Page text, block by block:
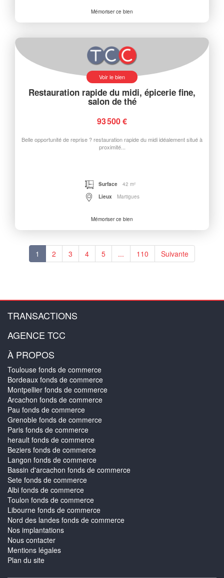
Mémoriser ce bien
Voir le bien
Restauration rapide du midi, épicerie fine,
salon de thé
93 500 €
Belle opportunité de reprise ? restauration rapide du midi idéalement situé à
proximité...
Surface
42 m²
Lieux
Martigues
Mémoriser ce bien
1 2 3 4 5 ... 110 Suivante
TRANSACTIONS
AGENCE TCC
À PROPOS
Toulouse fonds de commerce
Bordeaux fonds de commerce
Montpellier fonds de commerce
Arcachon fonds de commerce
Pau fonds de commerce
Grenoble fonds de commerce
Paris fonds de commerce
herault fonds de commerce
Beziers fonds de commerce
Langon fonds de commerce
Bassin d'arcachon fonds de commerce
Sete fonds de commerce
Albi fonds de commerce
Toulon fonds de commerce
Libourne fonds de commerce
Nord des landes fonds de commerce
Nos implantations
Nous contacter
Mentions légales
Plan du site